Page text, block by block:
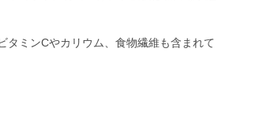
タミンCやカリウム、食物繊維も含まれて